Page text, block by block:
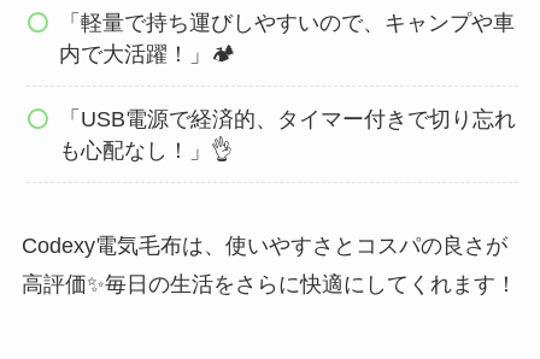
「軽量で持ち運びしやすいので、キャンプや車
内で大活躍！」🏕️
「USB電源で経済的、タイマー付きで切り忘れ
も心配なし！」👌
Codexy電気毛布は、使いやすさとコスパの良さが
高評価✨毎日の生活をさらに快適にしてくれます！